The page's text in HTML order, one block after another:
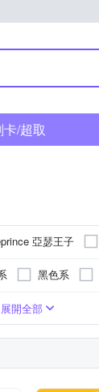
卡/超取
亞瑟王子
黑色系
多色系皮革錶帶
藍寶石水晶鏡面
無 蝴蝶釦
展開全部